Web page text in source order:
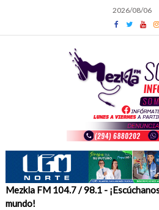
content
2026/08/06
Mezkla FM 104.7 / 98.1 -
mundo!